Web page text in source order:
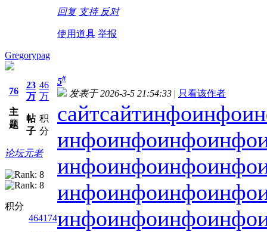
回复 支持 反对
使用道具 举报
Gregorypag
76
主
题
23
万
帖
子
46
万
积
分
论坛元老
积分
464174
5#
发表于 2026-3-5 21:54:33 | 只看该作者
сайтсайтинфоинфо
инфоинфоинфоинфо
инфоинфоинфоинфо
инфоинфоинфоинфо
инфоинфоинфоинфо